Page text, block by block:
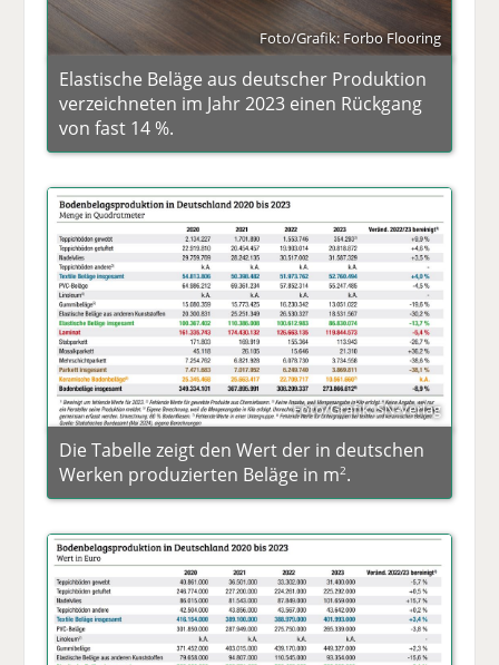
Foto/Grafik: Forbo Flooring
Elastische Beläge aus deutscher Produktion
verzeichneten im Jahr 2023 einen Rückgang
von fast 14 %.
Foto/Grafik: SN-Verlag
Die Tabelle zeigt den Wert der in deutschen
Werken produzierten Beläge in m2.